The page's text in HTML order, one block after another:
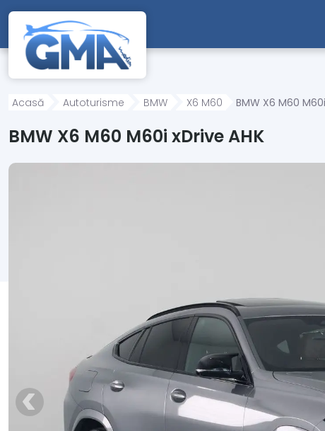
Mergi direct la conținutul principal
Acasă Autoturisme BMW X6 M60 BMW X6 M60
BMW X6 M60 M60i xDrive AHK